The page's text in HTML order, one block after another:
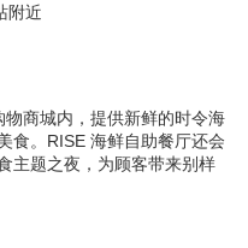
附近
商城内，提供新鲜的时令海
食。RISE 海鲜自助餐厅还会
主题之夜，为顾客带来别样